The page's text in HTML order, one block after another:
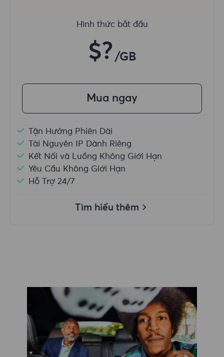
Hình thức bắt đầu
$? /GB
Mua ngay
Tận Hưởng Phiên Dài
Tài Nguyên IP Dành Riêng
Kết Nối và Luồng Không Giới Hạn
Yêu Cầu Không Giới Hạn
Hỗ Trợ 24/7
Tìm hiểu thêm